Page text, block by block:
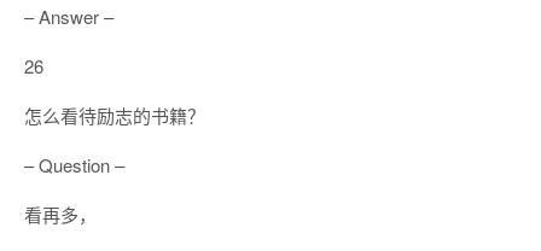
– Answer –
26
怎么看待励志的书籍？
– Question –
看再多，